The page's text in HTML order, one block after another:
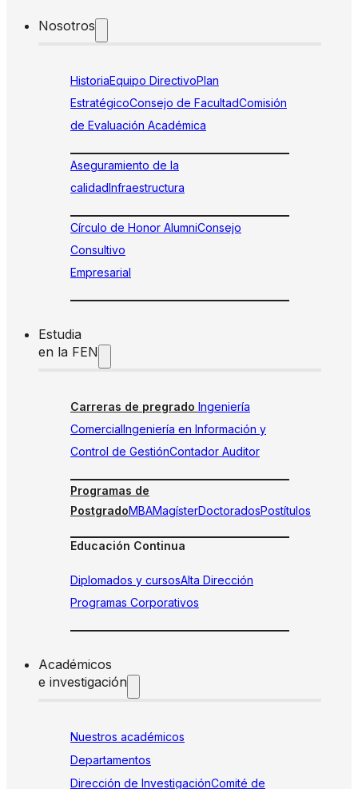
Nosotros
HistoriaEquipo DirectivoPlan
EstratégicoConsejo de FacultadComisión
de Evaluación Académica
Aseguramiento de la
calidadInfraestructura
Círculo de Honor AlumniConsejo
Consultivo
Empresarial
Estudia
en la FEN
Carreras de pregrado Ingeniería
ComercialIngeniería en Información y
Control de GestiónContador Auditor
Programas de
PostgradoMBAMagísterDoctoradosPostítulos
Educación Continua
Diplomados y cursosAlta Dirección
Programas Corporativos
Académicos
e investigación
Nuestros académicos
Departamentos
Dirección de InvestigaciónComité de